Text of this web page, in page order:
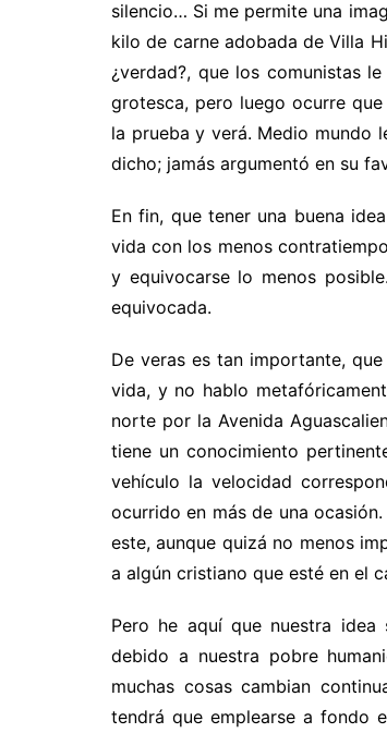
silencio… Si me permite una
kilo de carne adobada de Villa
¿verdad?, que los comunistas
grotesca, pero luego ocurre
la prueba y verá. Medio mundo
dicho; jamás argumentó en su
En fin, que tener una buena
vida con los menos
y equivocarse lo menos
equivocada.
De veras es tan importante,
vida, y no hablo
norte por la Avenida
tiene un conocimiento
vehículo la velocidad
ocurrido en más de una
este, aunque quizá no menos
a algún cristiano que esté en el
Pero he aquí que nuestra
debido a nuestra pobre
muchas cosas cambian
tendrá que emplearse a fondo